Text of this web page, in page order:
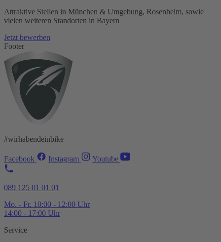
Attraktive Stellen in München & Umgebung, Rosenheim, sowie
vielen weiteren Standorten in Bayern
Jetzt bewerben
Footer
#wirhabendeinbike
Facebook Instagram Youtube
089 125 01 01 01
Mo. - Fr. 10:00 - 12:00 Uhr
14:00 - 17:00 Uhr
Service